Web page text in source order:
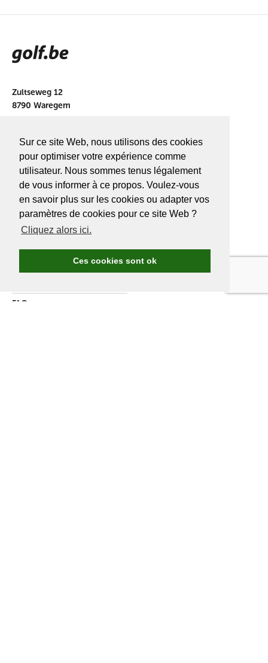
Sur ce site Web, nous utilisons des cookies
pour optimiser votre expérience comme
utilisateur. Nous sommes tenus légalement
de vous informer à ce propos. Voulez-vous
en savoir plus sur les cookies ou adapter vos
paramètres de cookies pour ce site Web ?
Cliquez alors ici.
Ces cookies sont ok
Zultseweg 12
8790 Waregem
BE 0466527339
A PROPOS DEGOLF.BE
Avantages Golf.be
FAQ